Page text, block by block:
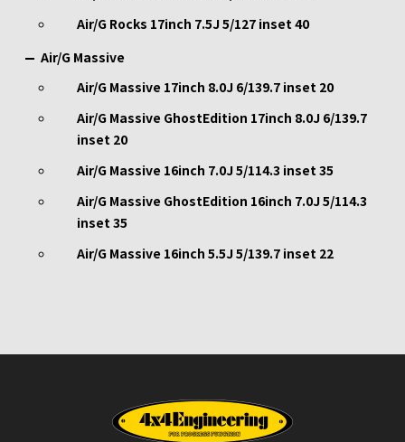
Air/G Rocks 17inch 7.5J 5/127 inset 40
Air/G Massive
Air/G Massive 17inch 8.0J 6/139.7 inset 20
Air/G Massive GhostEdition 17inch 8.0J 6/139.7
inset 20
Air/G Massive 16inch 7.0J 5/114.3 inset 35
Air/G Massive GhostEdition 16inch 7.0J 5/114.3
inset 35
Air/G Massive 16inch 5.5J 5/139.7 inset 22